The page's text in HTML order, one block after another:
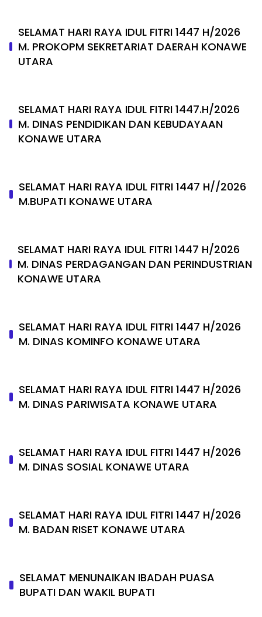
SELAMAT HARI RAYA IDUL FITRI 1447 H/2026
M. PROKOPM SEKRETARIAT DAERAH KONAWE
UTARA
SELAMAT HARI RAYA IDUL FITRI 1447.H/2026
M. DINAS PENDIDIKAN DAN KEBUDAYAAN
KONAWE UTARA
SELAMAT HARI RAYA IDUL FITRI 1447 H//2026
M.BUPATI KONAWE UTARA
SELAMAT HARI RAYA IDUL FITRI 1447 H/2026
M. DINAS PERDAGANGAN DAN PERINDUSTRIAN
KONAWE UTARA
SELAMAT HARI RAYA IDUL FITRI 1447 H/2026
M. DINAS KOMINFO KONAWE UTARA
SELAMAT HARI RAYA IDUL FITRI 1447 H/2026
M. DINAS PARIWISATA KONAWE UTARA
SELAMAT HARI RAYA IDUL FITRI 1447 H/2026
M. DINAS SOSIAL KONAWE UTARA
SELAMAT HARI RAYA IDUL FITRI 1447 H/2026
M. BADAN RISET KONAWE UTARA
SELAMAT MENUNAIKAN IBADAH PUASA
BUPATI DAN WAKIL BUPATI